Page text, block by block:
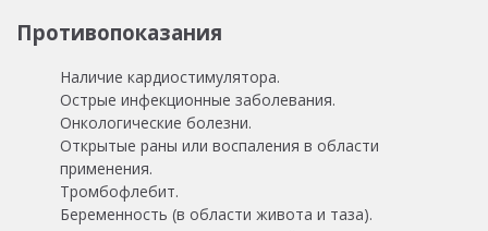
Противопоказания
Наличие кардиостимулятора.
Острые инфекционные заболевания.
Онкологические болезни.
Открытые раны или воспаления в области
применения.
Тромбофлебит.
Беременность (в области живота и таза).